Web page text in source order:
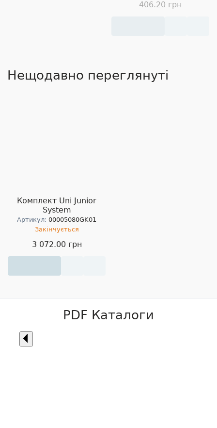
406.20 грн
Нещодавно переглянуті
Комплект Uni Junior
System
Артикул: 00005080GK01
Закінчується
3 072.00 грн
PDF Каталоги